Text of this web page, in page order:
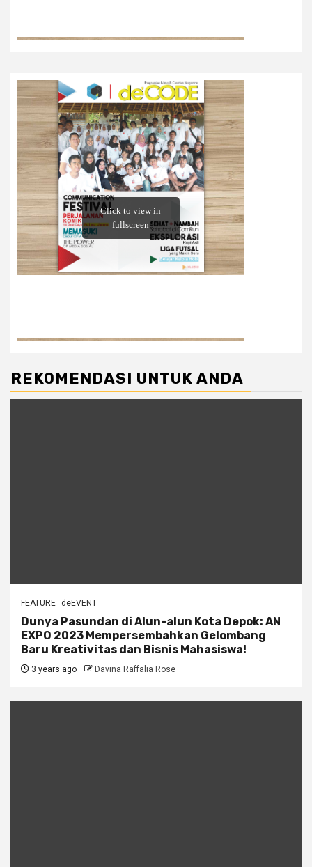
REKOMENDASI UNTUK ANDA
FEATURE deEVENT
Dunya Pasundan di Alun-alun Kota Depok: AN
EXPO 2023 Mempersembahkan Gelombang
Baru Kreativitas dan Bisnis Mahasiswa!
3 years ago Davina Raffalia Rose